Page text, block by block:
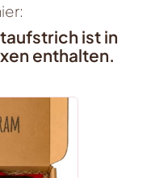
ist in
enthalten.